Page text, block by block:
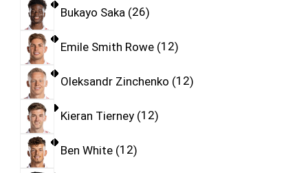
Bukayo Saka 26
Emile Smith Rowe 12
Oleksandr Zinchenko 12
Kieran Tierney 12
Ben White 12